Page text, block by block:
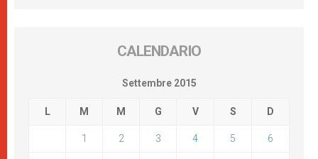
CALENDARIO
Settembre 2015
L M M G V S D
1 2 3 4 5 6